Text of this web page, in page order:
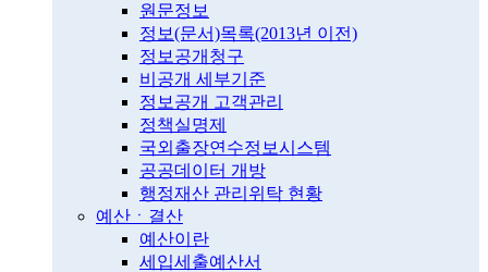
원문정보
정보(문서)목록(2013년 이전)
정보공개청구
비공개 세부기준
정보공개 고객관리
정책실명제
국외출장연수정보시스템
공공데이터 개방
행정재산 관리위탁 현황
예산ㆍ결산
예산이란
세입세출예산서